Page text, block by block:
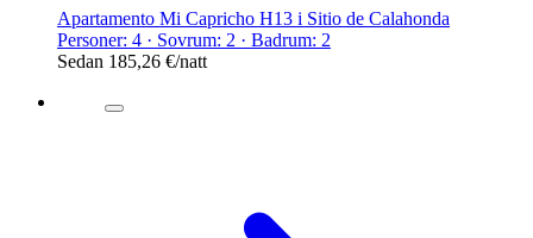
Apartamento Mi Capricho H13 i Sitio de Calahonda
Personer: 4 · Sovrum: 2 · Badrum: 2
Sedan 185,26 €/natt